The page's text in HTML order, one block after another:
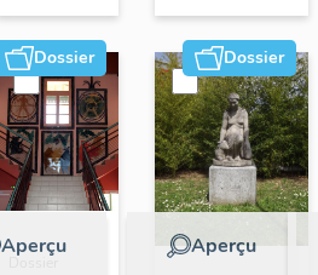
Dossier
Aperçu
Dossier
Dossier
Aperçu